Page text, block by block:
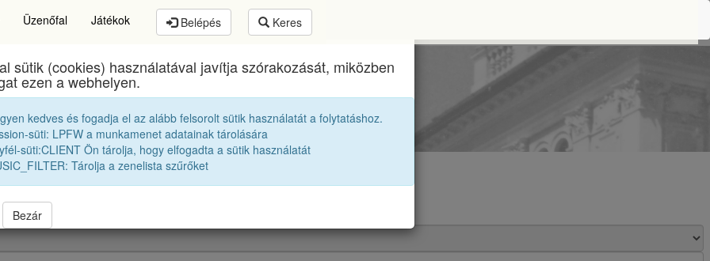
Üzenőfal Játékok Belépés Keres
Farkas Elméleti Líceumegykori diákjai 2027 12A
2027 12A osztály módosítása
sütik (cookies) használatával javítja szórakozását, miközben
ezen a webhelyen.
kedves és fogadja el az alább felsorolt sütik használatát a folytatáshoz.
süti: LPFW a munkamenet adatainak tárolására
süti:CLIENT Ön tárolja, hogy elfogadta a sütik használatát
Tárolja a zenelista szűrőket
Bezár